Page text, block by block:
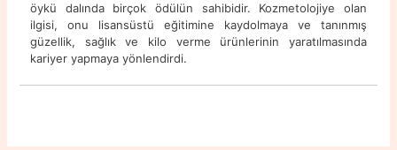
öykü dalında birçok ödülün sahibidir. Kozmetolojiye olan
ilgisi, onu lisansüstü eğitimine kaydolmaya ve tanınmış
güzellik, sağlık ve kilo verme ürünlerinin yaratılmasında
kariyer yapmaya yönlendirdi.